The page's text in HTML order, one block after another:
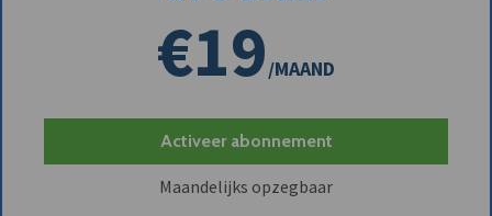
€19/MAAND
Activeer abonnement
Maandelijks opzegbaar